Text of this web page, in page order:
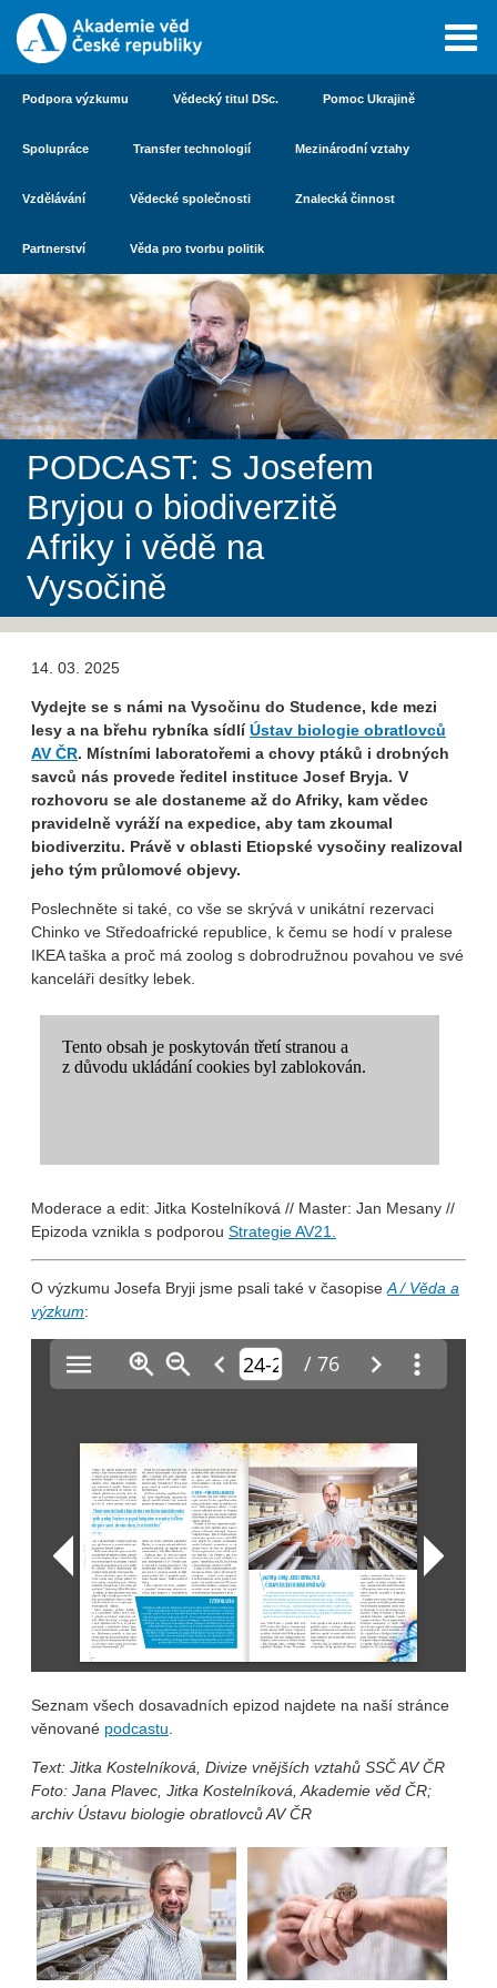
Podpora výzkumu Vědecký titul DSc. Pomoc Ukrajině
Spolupráce Transfer technologií Mezinárodní vztahy
Vzdělávání Vědecké společnosti Znalecká činnost
Partnerství Věda pro tvorbu politik
PODCAST: S Josefem
Bryjou o biodiverzitě
Afriky i vědě na
Vysočině
14. 03. 2025
Vydejte se s námi na Vysočinu do Studence, kde mezi
lesy a na břehu rybníka sídlíÚstav biologie obratlovců
AV ČR. Místními laboratořemi a chovy ptáků i drobných
savců nás provede ředitel instituce Josef Bryja. V
rozhovoru se ale dostaneme až do Afriky, kam vědec
pravidelně vyráží na expedice, aby tam zkoumal
biodiverzitu. Právě v oblasti Etiopské vysočiny realizoval
jeho tým průlomové objevy.
Poslechněte si také, co vše se skrývá v unikátní rezervaci
Chinko ve Středoafrické republice, k čemu se hodí v pralese
IKEA taška a proč má zoolog s dobrodružnou povahou ve své
kanceláři desítky lebek.
Moderace a edit: Jitka Kostelníková // Master: Jan Mesany //
Epizoda vznikla s podporou Strategie AV21.
O výzkumu Josefa Bryji jsme psali také v časopiseA / Věda a
výzkum:
Seznam všech dosavadních epizod najdete na naší stránce
věnované podcastu.
Text: Jitka Kostelníková, Divize vnějších vztahů SSČ AV ČR
Foto: Jana Plavec, Jitka Kostelníková, Akademie věd ČR;
archiv Ústavu biologie obratlovců AV ČR